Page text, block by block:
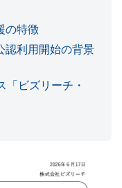
の特徴
認利用開始の背景
「ビズリーチ・